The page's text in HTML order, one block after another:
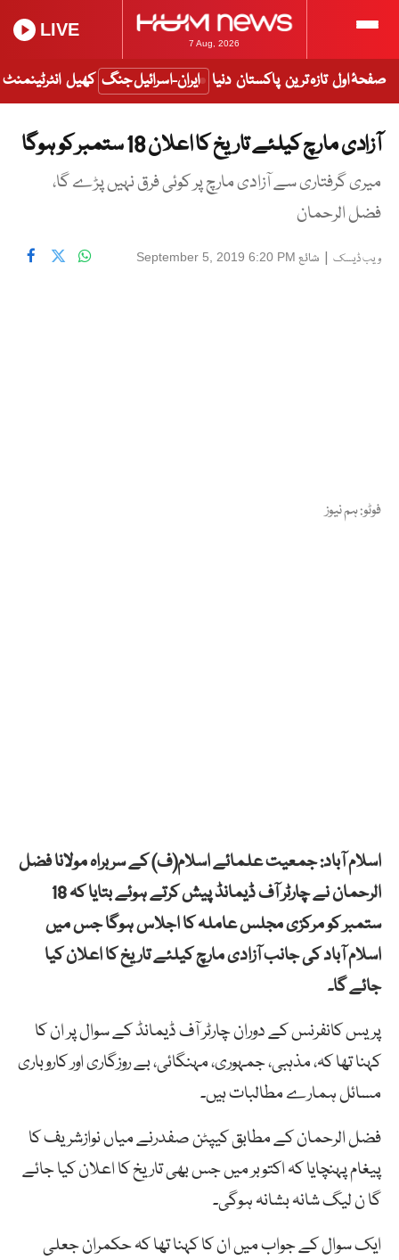
7 Aug, 2026
LIVE
صفحۂ اول تازہ ترین پاکستان دنیا ایران-اسرائیل جنگ کھیل انٹرٹینمنٹ
آزادی مارچ کیلئے تاریخ کا اعلان 18 ستمبر کو ہوگا
میری گرفتاری سے آزادی مارچ پر کوئی فرق نہیں پڑے گا،
فضل الرحمان
ویب ڈیسک | شائع September 5, 2019 6:20 PM
فوٹو: ہم نیوز
اسلام آباد: جمعیت علمائے اسلام(ف) کے سربراہ مولانا فضل
الرحمان نے چارٹر آف ڈیمانڈ پیش کرتے ہوئے بتایا کہ 18
ستمبر کو مرکزی مجلس عاملہ کا اجلاس ہوگا جس میں
اسلام آباد کی جانب آزادی مارچ کیلئے تاریخ کا اعلان کیا
جائے گا۔
پریس کانفرنس کے دوران چارٹر آف ڈیمانڈ کے سوال پر ان کا
کہنا تھا کہ، مذہبی، جمہوری، مہنگائی، بے روزگاری اور کاروباری
مسائل ہمارے مطالبات ہیں۔
فضل الرحمان کے مطابق کیپٹن صفدرنے میاں نوازشریف کا
پیغام پہنچایا کہ اکتوبر میں جس بھی تاریخ کا اعلان کیا جائے
گا ن لیگ شانہ بشانہ ہوگی۔
ایک سوال کے جواب میں ان کا کہنا تھا کہ حکمران جعلی